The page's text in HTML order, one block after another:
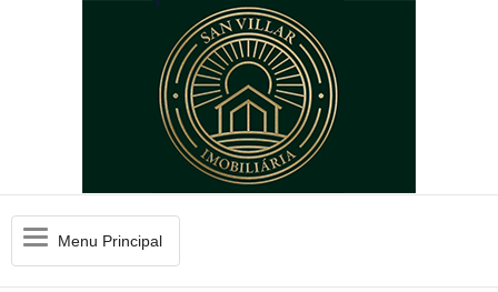
MenuMenu Principal